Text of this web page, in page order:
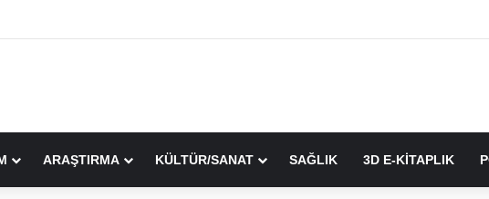
ARAŞTIRMA KÜLTÜR/SANAT SAĞLIK 3D E-KİTAPLIK